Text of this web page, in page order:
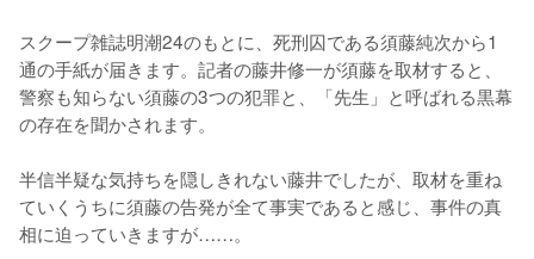
スクープ雑誌明潮24のもとに、死刑囚である須藤純次から1
通の手紙が届きます。記者の藤井修一が須藤を取材すると、
警察も知らない須藤の3つの犯罪と、「先生」と呼ばれる黒幕
の存在を聞かされます。
半信半疑な気持ちを隠しきれない藤井でしたが、取材を重ね
ていくうちに須藤の告発が全て事実であると感じ、事件の真
相に迫っていきますが……。